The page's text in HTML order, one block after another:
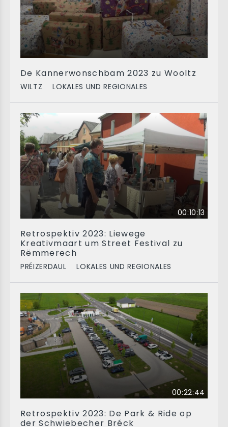
De Kannerwonschbam 2023 zu Wooltz
WILTZ LOKALES UND REGIONALES
00:10:13
Retrospektiv 2023: Liewege
Kreativmaart um Street Festival zu
Rëmmerech
PRÉIZERDAUL LOKALES UND REGIONALES
00:22:44
Retrospektiv 2023: De Park & Ride op
der Schwiebecher Bréck